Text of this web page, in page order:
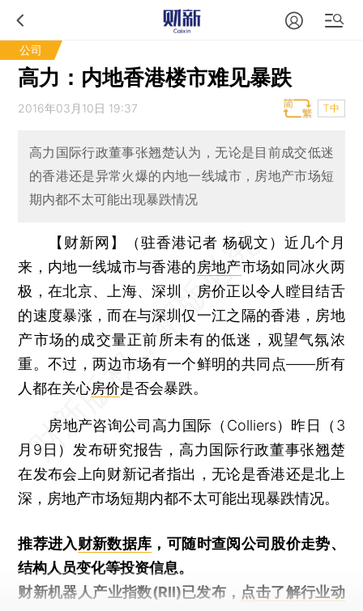
公司
高力：内地香港楼市难见暴跌
2016年03月10日 19:37 T中
高力国际行政董事张翘楚认为，无论是目前成交低迷
的香港还是异常火爆的内地一线城市，房地产市场短
期内都不太可能出现暴跌情况
【财新网】（驻香港记者 杨砚文） 近几个月
来，内地一线城市与香港的房地产市场如同冰火两
极，在北京、上海、深圳，房价正以令人瞠目结舌
的速度暴涨，而在与深圳仅一江之隔的香港，房地
产市场的成交量正前所未有的低迷，观望气氛浓
重。不过，两边市场有一个鲜明的共同点——所有
人都在关心房价是否会暴跌。
房地产咨询公司高力国际（Colliers）昨日（3
月9日）发布研究报告，高力国际行政董事张翘楚
在发布会上向财新记者指出，无论是香港还是北上
深，房地产市场短期内都不太可能出现暴跌情况。
推荐进入财新数据库 ，可随时查阅公司股价走势、
结构人员变化等投资信息。
财新机器人产业指数(RII)已发布， 点击了解行业动